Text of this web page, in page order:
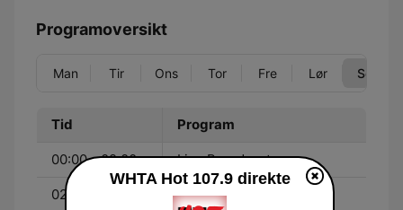
Programoversikt
Man Tir Ons Tor Fre Lør Søn
Tid Program
00:00 - 02:00 Live Broadcast
02:00 - 06:00 What's New with Stu
WHTA Hot 107.9 direkte